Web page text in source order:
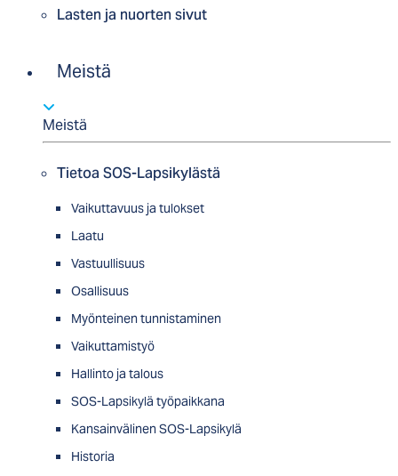
Lasten ja nuorten sivut
Meistä
Meistä
Tietoa SOS-Lapsikylästä
Vaikuttavuus ja tulokset
Laatu
Vastuullisuus
Osallisuus
Myön­tei­nen tun­nis­ta­minen
Vaikuttamistyö
Hallinto ja talous
SOS-Lapsikylä työpaikkana
Kansainvälinen SOS-Lapsikylä
Historia